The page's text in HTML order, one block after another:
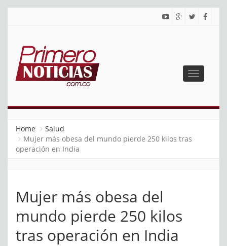
Toggle
Home
Salud
Mujer más obesa del mundo pierde 250 kilos tras
operación en India
Mujer más obesa del
mundo pierde 250 kilos
tras operación en India